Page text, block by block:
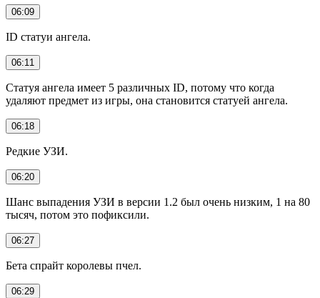
06:09
ID статуи ангела.
06:11
Статуя ангела имеет 5 различных ID, потому что когда
удаляют предмет из игры, она становится статуей ангела.
06:18
Редкие УЗИ.
06:20
Шанс выпадения УЗИ в версии 1.2 был очень низким, 1 на 80
тысяч, потом это пофиксили.
06:27
Бета спрайт королевы пчел.
06:29